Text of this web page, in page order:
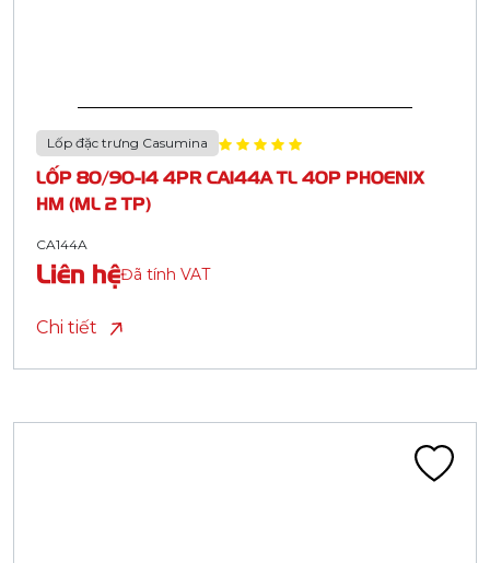
Lốp đặc trưng Casumina
LỐP 80/90-14 4PR CA144A TL 40P PHOENIX
HM (ML 2 TP)
CA144A
Liên hệĐã tính VAT
Chi tiết